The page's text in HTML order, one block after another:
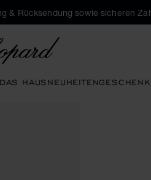
& Rücksendung sowie sicheren
DAS HAUSNEUHEITEN